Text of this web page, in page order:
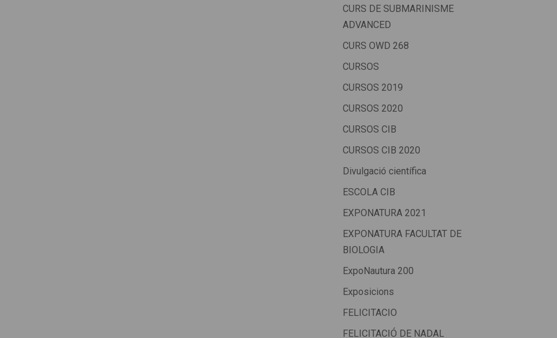
CURS DE SUBMARINISME
ADVANCED
CURS OWD 268
CURSOS
CURSOS 2019
CURSOS 2020
CURSOS CIB
CURSOS CIB 2020
Divulgació científica
ESCOLA CIB
EXPONATURA 2021
EXPONATURA FACULTAT DE
BIOLOGIA
ExpoNautura 200
Exposicions
FELICITACIO
FELICITACIÓ DE NADAL